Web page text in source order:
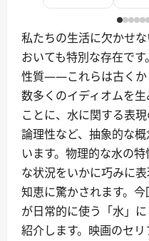
私たちの生活に欠かせ
おいても特別な存在で
性質——これらは古くか
数多くのイディオムを
ことに、水に関する表
論理性など、抽象的な
います。物理的な水の
な状況をいかに巧みに
知恵に驚かされます。
が日常的に使う「水」
紹介します。映画のセ